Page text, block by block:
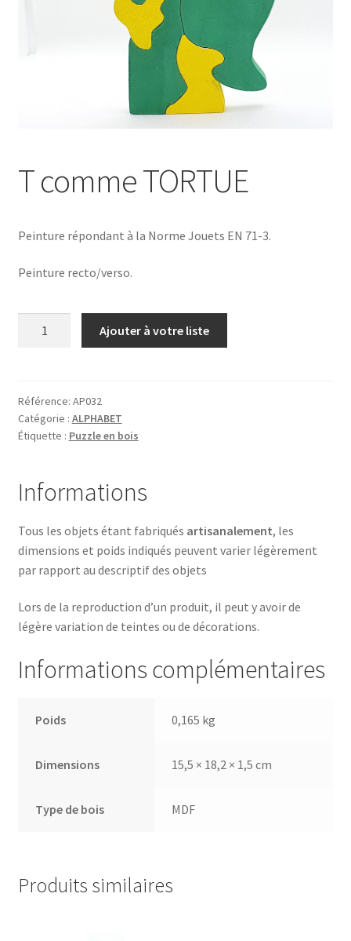
T comme TORTUE
Peinture répondant à la Norme Jouets EN 71-3.
Peinture recto/verso.
TORTUE
Ajouter à votre liste
Référence: AP032
Catégorie : ALPHABET
Étiquette : Puzzle en bois
Informations
Tous les objets étant fabriqués artisanalement, les
dimensions et poids indiqués peuvent varier légèrement
par rapport au descriptif des objets
Lors de la reproduction d’un produit, il peut y avoir de
légère variation de teintes ou de décorations.
Informations complémentaires
Poids 0,165 kg
Dimensions 15,5 × 18,2 × 1,5 cm
Type de bois MDF
Produits similaires